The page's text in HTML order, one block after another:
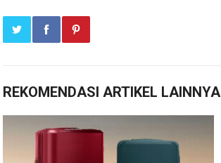
REKOMENDASI ARTIKEL LAINNYA